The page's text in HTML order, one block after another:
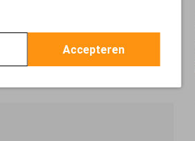
Accepteren
€ 191,99